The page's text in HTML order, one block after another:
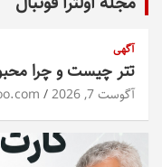
آگهی
تتر چیست و چرا
آگوست 7, 2026